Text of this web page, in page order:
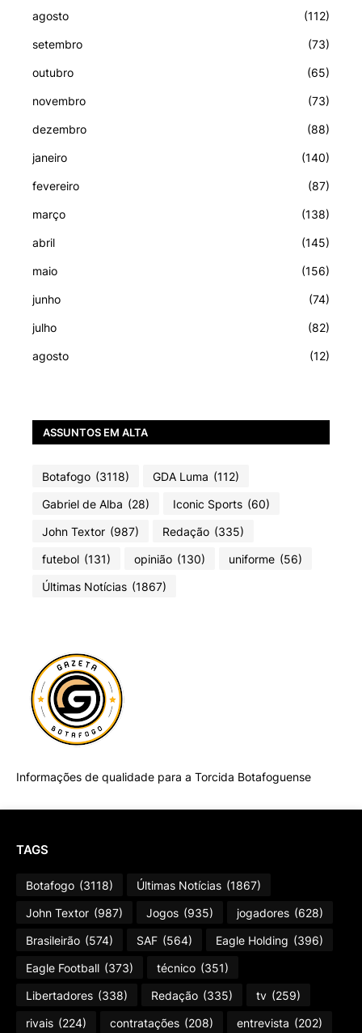
agosto (112)
setembro (73)
outubro (65)
novembro (73)
dezembro (88)
janeiro (140)
fevereiro (87)
março (138)
abril (145)
maio (156)
junho (74)
julho (82)
agosto (12)
ASSUNTOS EM ALTA
Botafogo (3118) GDA Luma (112)
Gabriel de Alba (28) Iconic Sports (60)
John Textor (987) Redação (335)
futebol (131) opinião (130) uniforme (56)
Últimas Notícias (1867)
Informações de qualidade para a Torcida Botafoguense
TAGS
Botafogo (3118) Últimas Notícias (1867)
John Textor (987) Jogos (935) jogadores (628)
Brasileirão (574) SAF (564) Eagle Holding (396)
Eagle Football (373) técnico (351)
Libertadores (338) Redação (335) tv (259)
rivais (224) contratações (208) entrevista (202)